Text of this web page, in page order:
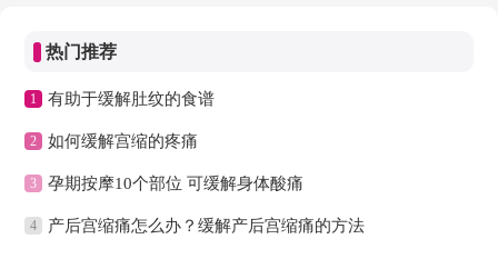
热门推荐
1 有助于缓解肚纹的食谱
2 如何缓解宫缩的疼痛
3 孕期按摩10个部位 可缓解身体酸痛
4 产后宫缩痛怎么办？缓解产后宫缩痛的方法